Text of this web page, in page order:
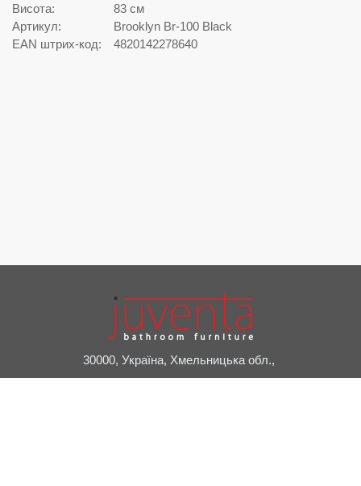
Висота:
83 см
Артикул:
Brooklyn Br-100 Black
EAN штрих-код:
4820142278640
30000, Україна, Хмельницька обл.,